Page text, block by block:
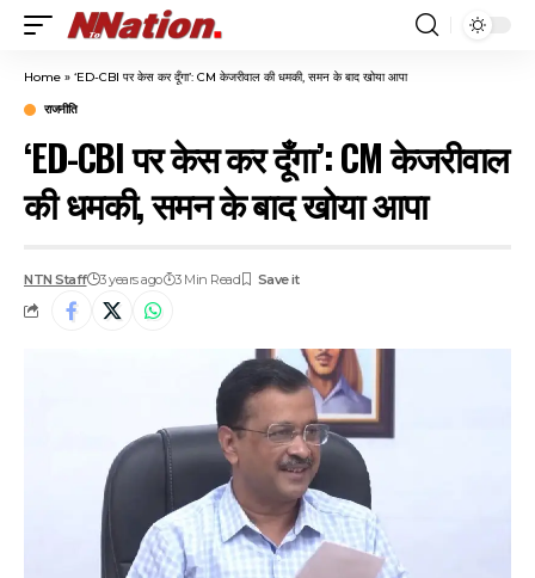
Home » ‘ED-CBI पर केस कर दूँगा’: CM केजरीवाल की धमकी, समन के बाद खोया आपा
राजनीति
‘ED-CBI पर केस कर दूँगा’: CM केजरीवाल
की धमकी, समन के बाद खोया आपा
NTN Staff 3 years ago 3 Min Read